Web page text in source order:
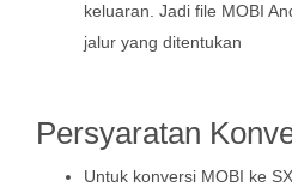
keluaran. Jadi file MOBI
jalur yang ditentukan
Persyaratan
Untuk konversi MOBI ke